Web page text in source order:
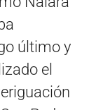
último y
el